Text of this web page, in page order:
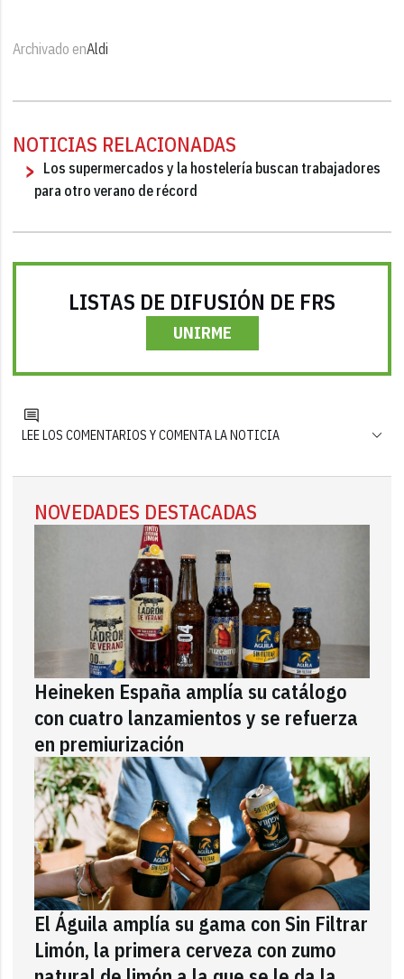
Archivado enAldi
NOTICIAS RELACIONADAS
Los supermercados y la hostelería buscan trabajadores
para otro verano de récord
LISTAS DE DIFUSIÓN DE FRS
UNIRME
LEE LOS COMENTARIOS Y COMENTA LA NOTICIA
NOVEDADES DESTACADAS
Heineken España amplía su catálogo
con cuatro lanzamientos y se refuerza
en premiurización
El Águila amplía su gama con Sin Filtrar
Limón, la primera cerveza con zumo